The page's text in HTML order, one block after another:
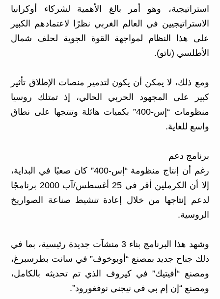
استراتيجية، وهو أمر بالغ الأهمية لشركاء أوكرانيا
الاستراتيجيين في العالم الغربي نظرًا لاعتمادهم الكبير
على هذا النظام لمواجهة القوة الجوية لحلف شمال
الأطلسي (ناتو).
ومع ذلك، لا يمكن أن يكون لتدمير منصات الإطلاق تأثير
كبير على المجهود الحربي الحالي، إذ تمتلك روسيا
منظومات “إس-400” بكميات هائلة وتنتجها على نطاق
واسع للغاية.
برنامج دعم
رغم أن إنتاج منظومة “إس-400” كان صعبًا في البداية،
إلا أن الكرملين أقر في 25 أغسطس/آب 2000 برنامجًا
لدعم إنتاجها من خلال إعادة تنشيط صناعة الصواريخ
الروسية.
وشهد هذا البرنامج بناء 3 منشآت جديدة رئيسية، بما في
ذلك جناح جديد بمصنع “أوبوخوف” في سانت بطرسبرغ،
ومصنع “أفيتيك” في كيروف الذي تم تحديثه بالكامل،
ومصنع “إن إم بي في نيجني نوفغورود”.